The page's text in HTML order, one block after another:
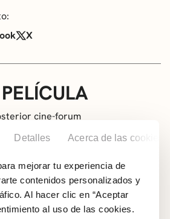
Detalles Acerca de las cookies
mejorar tu experiencia de
contenidos personalizados y
Al hacer clic en “Aceptar
al uso de las cookies.
X
cine-forum
Subtitulada
Familia. Enfermedad. Vejez /